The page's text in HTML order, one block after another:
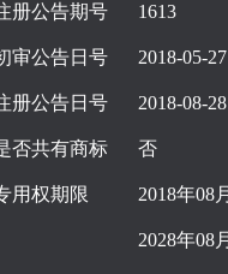
册公告期号 1613
审公告日号 2018-05-27
册公告日号 2018-08-28
否共有商标 否
用权期限 2018年08
2028年08